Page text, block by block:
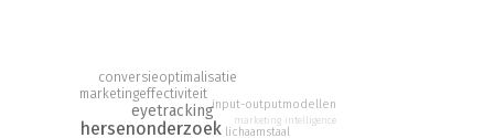
drie neuromarketingmethoden. In deze vierde herziene druk
zijn actuele praktijkcases toegevoegd.
hersenonderzoek
eyetracking
marketingeffectiviteit
conversieoptimalisatie
lichaamstaal
input-outputmodellen
marketing intelligence